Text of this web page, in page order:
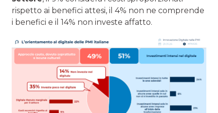
rispetto ai benefici attesi, il 4% non ne comprende
i benefici e il 14% non investe affatto.